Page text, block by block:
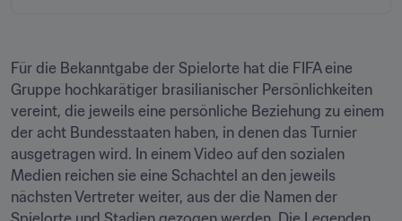
Für die Bekanntgabe der Spielorte hat die FIFA eine
Gruppe hochkarätiger brasilianischer Persönlichkeiten
vereint, die jeweils eine persönliche Beziehung zu einem
der acht Bundesstaaten haben, in denen das Turnier
ausgetragen wird. In einem Video auf den sozialen
Medien reichen sie eine Schachtel an den jeweils
nächsten Vertreter weiter, aus der die Namen der